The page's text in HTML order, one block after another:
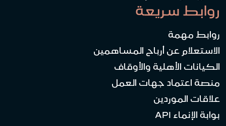
روابط سريعة
روابط مهمة
الاستعلام عن أرباح المساهمين
الكيانات الأهلية والأوقاف
منصة اعتماد جهات العمل
علاقات الموردين
بوابة الإنماء API